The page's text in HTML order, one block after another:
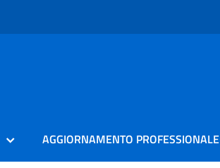
AGGIORNAMENTO PROFESSIONALE